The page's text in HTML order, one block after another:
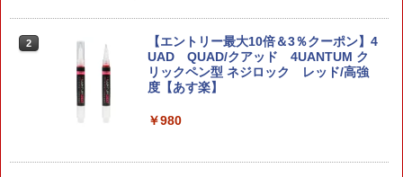
タミヤ ミニ四駆グレードアップパーツ A
Rシャーシ ファーストトライパーツセッ
ト 【15450】 (プラモデル)
￥1,100
2
ガチャ【映画ちいかわ 人魚の島のひみつ
ラメアクリルキーホルダー 6種セット 】
※コンプリートセットではありません ガ
チャガチャ カプセルトイ ガチャ
￥1,980
2
【エントリー最大10倍＆3％クーポン】4
UAD QUAD/クアッド 4UANTUM ク
リックペン型 ネジロック レッド/高強
度【あす楽】
￥980